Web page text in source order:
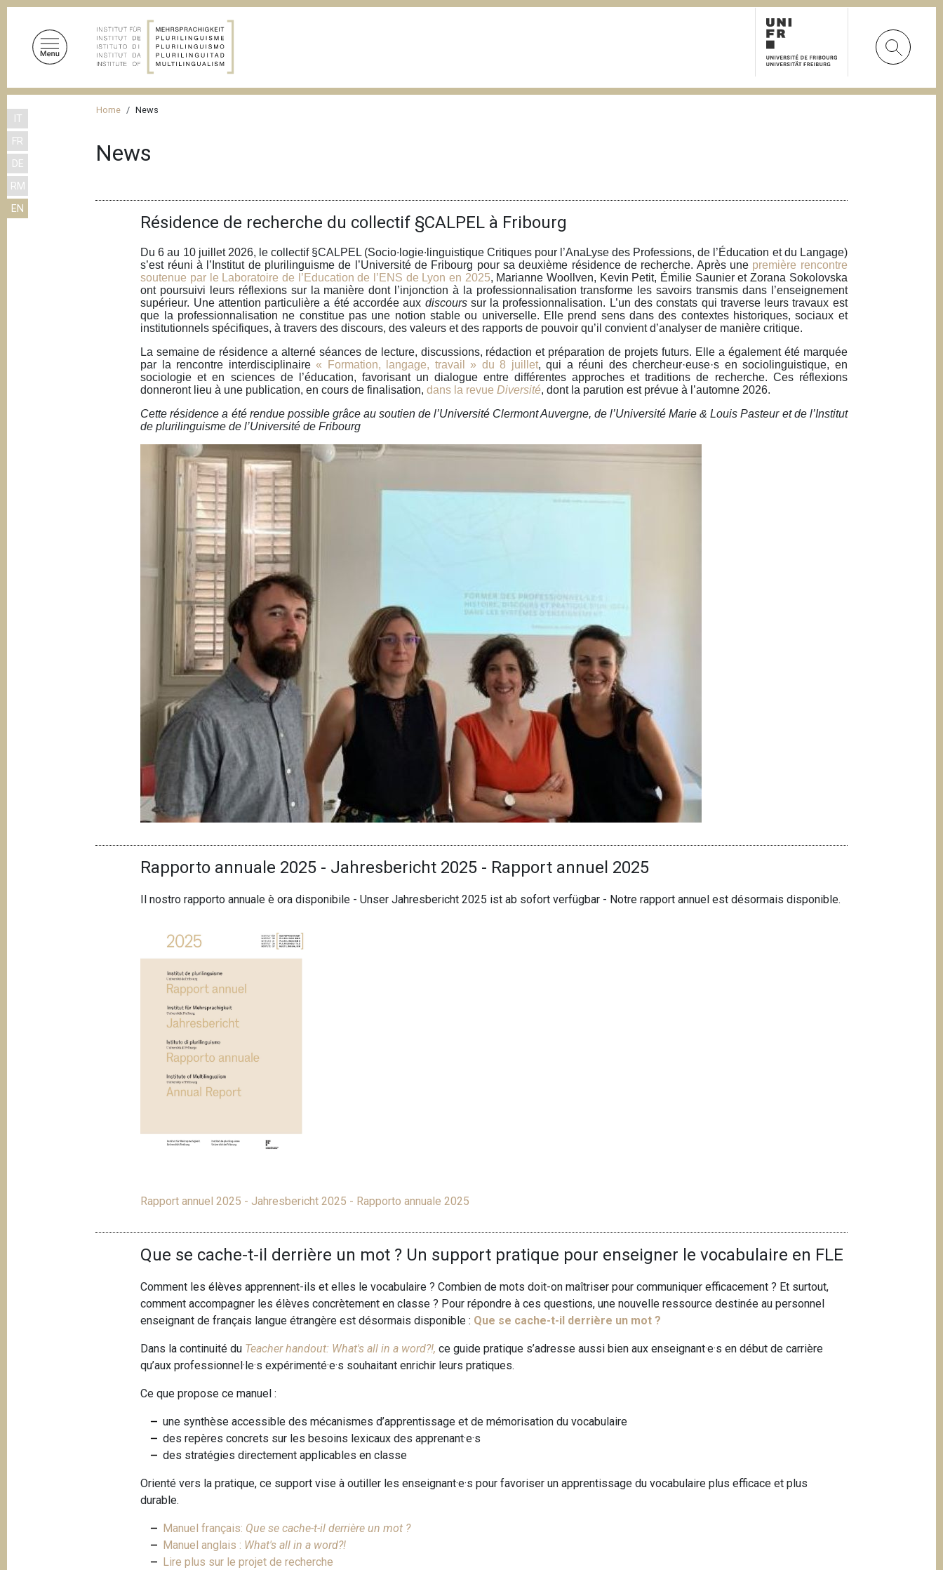
m
IT
FR
DE
RM
EN
Home News
News
Résidence de recherche du collectif §CALPEL à Fribourg
Du 6 au 10 juillet 2026, le collectif §CALPEL (Socio∙logie∙linguistique Critiques pour l’AnaLyse des Professions, de l’Éducation et du Langage)
s’est réuni à l’Institut de plurilinguisme de l’Université de Fribourg pour sa deuxième résidence de recherche. Après une première rencontre
soutenue par le Laboratoire de l’Education de l’ENS de Lyon en 2025, Marianne Woollven, Kevin Petit, Émilie Saunier et Zorana Sokolovska
ont poursuivi leurs réflexions sur la manière dont l’injonction à la professionnalisation transforme les savoirs transmis dans l’enseignement
supérieur. Une attention particulière a été accordée aux discourssur la professionnalisation. L’un des constats qui traverse leurs travaux est
que la professionnalisation ne constitue pas une notion stable ou universelle. Elle prend sens dans des contextes historiques, sociaux et
institutionnels spécifiques, à travers des discours, des valeurs et des rapports de pouvoir qu’il convient d’analyser de manière critique.
La semaine de résidence a alterné séances de lecture, discussions, rédaction et préparation de projets futurs. Elle a également été marquée
par la rencontre interdisciplinaire« Formation, langage, travail » du 8 juillet, qui a réuni des chercheur·euse·s en sociolinguistique, en
sociologie et en sciences de l’éducation, favorisant un dialogue entre différentes approches et traditions de recherche. Ces réflexions
donneront lieu à une publication, en cours de finalisation,dans la revueDiversité, dont la parution est prévue à l’automne 2026.
Cette résidence a été rendue possible grâce au soutien de l’Université Clermont Auvergne, de l’Université Marie & Louis Pasteur et de l’Institut
de plurilinguisme de l’Université de Fribourg
Rapporto annuale 2025 - Jahresbericht 2025 - Rapport annuel 2025
Il nostro rapporto annuale è ora disponibile - Unser Jahresbericht 2025 ist ab sofort verfügbar - Notre rapport annuel est désormais disponible.
Rapport annuel 2025 - Jahresbericht 2025 - Rapporto annuale 2025
Que se cache-t-il derrière un mot ? Un support pratique pour enseigner le vocabulaire en FLE
Comment les élèves apprennent-ils et elles le vocabulaire ? Combien de mots doit-on maîtriser pour communiquer efficacement ? Et surtout,
comment accompagner les élèves concrètement en classe ? Pour répondre à ces questions, une nouvelle ressource destinée au personnel
enseignant de français langue étrangère est désormais disponible : Que se cache-t-il derrière un mot ?
Dans la continuité du Teacher handout: What's all in a word?!, ce guide pratique s’adresse aussi bien aux enseignant·e·s en début de carrière
qu’aux professionnel·le·s expérimenté·e·s souhaitant enrichir leurs pratiques.
Ce que propose ce manuel :
une synthèse accessible des mécanismes d’apprentissage et de mémorisation du vocabulaire
des repères concrets sur les besoins lexicaux des apprenant·e·s
des stratégies directement applicables en classe
Orienté vers la pratique, ce support vise à outiller les enseignant·e·s pour favoriser un apprentissage du vocabulaire plus efficace et plus
durable.
Manuel français: Que se cache-t-il derrière un mot ?
Manuel anglais : What's all in a word?!
Lire plus sur le projet de recherche